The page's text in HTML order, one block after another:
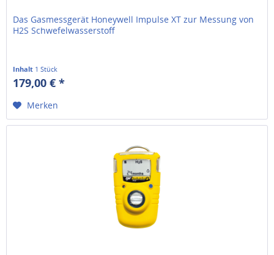
Das Gasmessgerät Honeywell Impulse XT zur Messung von
H2S Schwefelwasserstoff
Inhalt 1 Stück
179,00 € *
Merken